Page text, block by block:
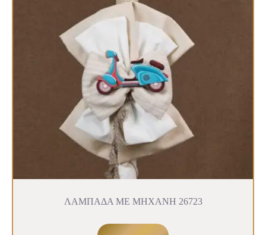
ΛΑΜΠΑΔΑ ΜΕ ΜΗΧΑΝΗ 26723